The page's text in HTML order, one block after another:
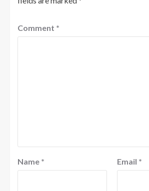
Comment *
Name * Email *